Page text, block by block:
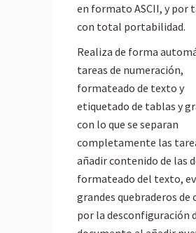
en formato ASCII, y por
con total portabilidad.
Realiza de forma
tareas de numeración,
formateado de texto y
etiquetado de tablas y
con lo que se separan
completamente las
añadir contenido de las
formateado del texto,
grandes quebraderos de
por la desconfiguración